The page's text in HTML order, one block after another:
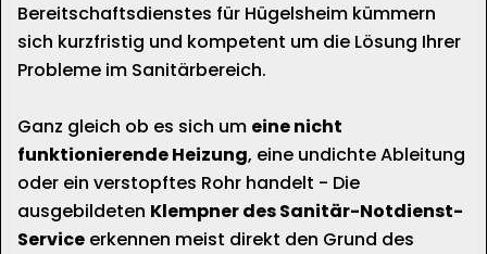
Bereitschaftsdienstes für Hügelsheim kümmern
sich kurzfristig und kompetent um die Lösung Ihrer
Probleme im Sanitärbereich.
Ganz gleich ob es sich um eine nicht
funktionierende Heizung, eine undichte Ableitung
oder ein verstopftes Rohr handelt - Die
ausgebildeten Klempner des Sanitär-Notdienst-
Service erkennen meist direkt den Grund des